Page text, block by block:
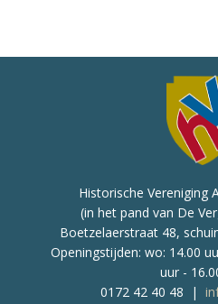
Historische Vereniging
(in het pand van De
Boetzelaerstraat 48,
Openingstijden: wo: 14.00
uur -
0172 42 40 48 |